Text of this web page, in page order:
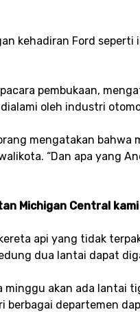
kehadiran Ford seperti
pembukaan,
oleh industri
mengatakan bahwa
“Dan apa yang
Michigan Central
api yang tidak
dua lantai dapat
minggu akan ada lantai
berbagai departemen